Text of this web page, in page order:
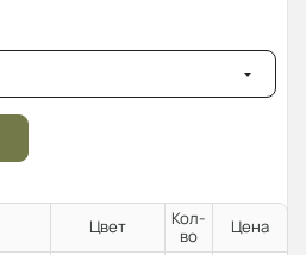
Цвет
Кол-
во
Цена